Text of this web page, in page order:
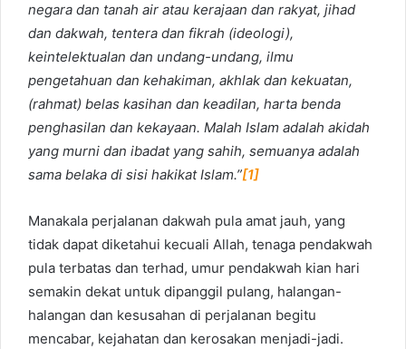
negara dan tanah air atau kerajaan dan rakyat, jihad
dan dakwah, tentera dan fikrah (ideologi),
keintelektualan dan undang-undang, ilmu
pengetahuan dan kehakiman, akhlak dan kekuatan,
(rahmat) belas kasihan dan keadilan, harta benda
penghasilan dan kekayaan. Malah Islam adalah akidah
yang murni dan ibadat yang sahih, semuanya adalah
sama belaka di sisi hakikat Islam.”[1]
Manakala perjalanan dakwah pula amat jauh, yang
tidak dapat diketahui kecuali Allah, tenaga pendakwah
pula terbatas dan terhad, umur pendakwah kian hari
semakin dekat untuk dipanggil pulang, halangan-
halangan dan kesusahan di perjalanan begitu
mencabar, kejahatan dan kerosakan menjadi-jadi.